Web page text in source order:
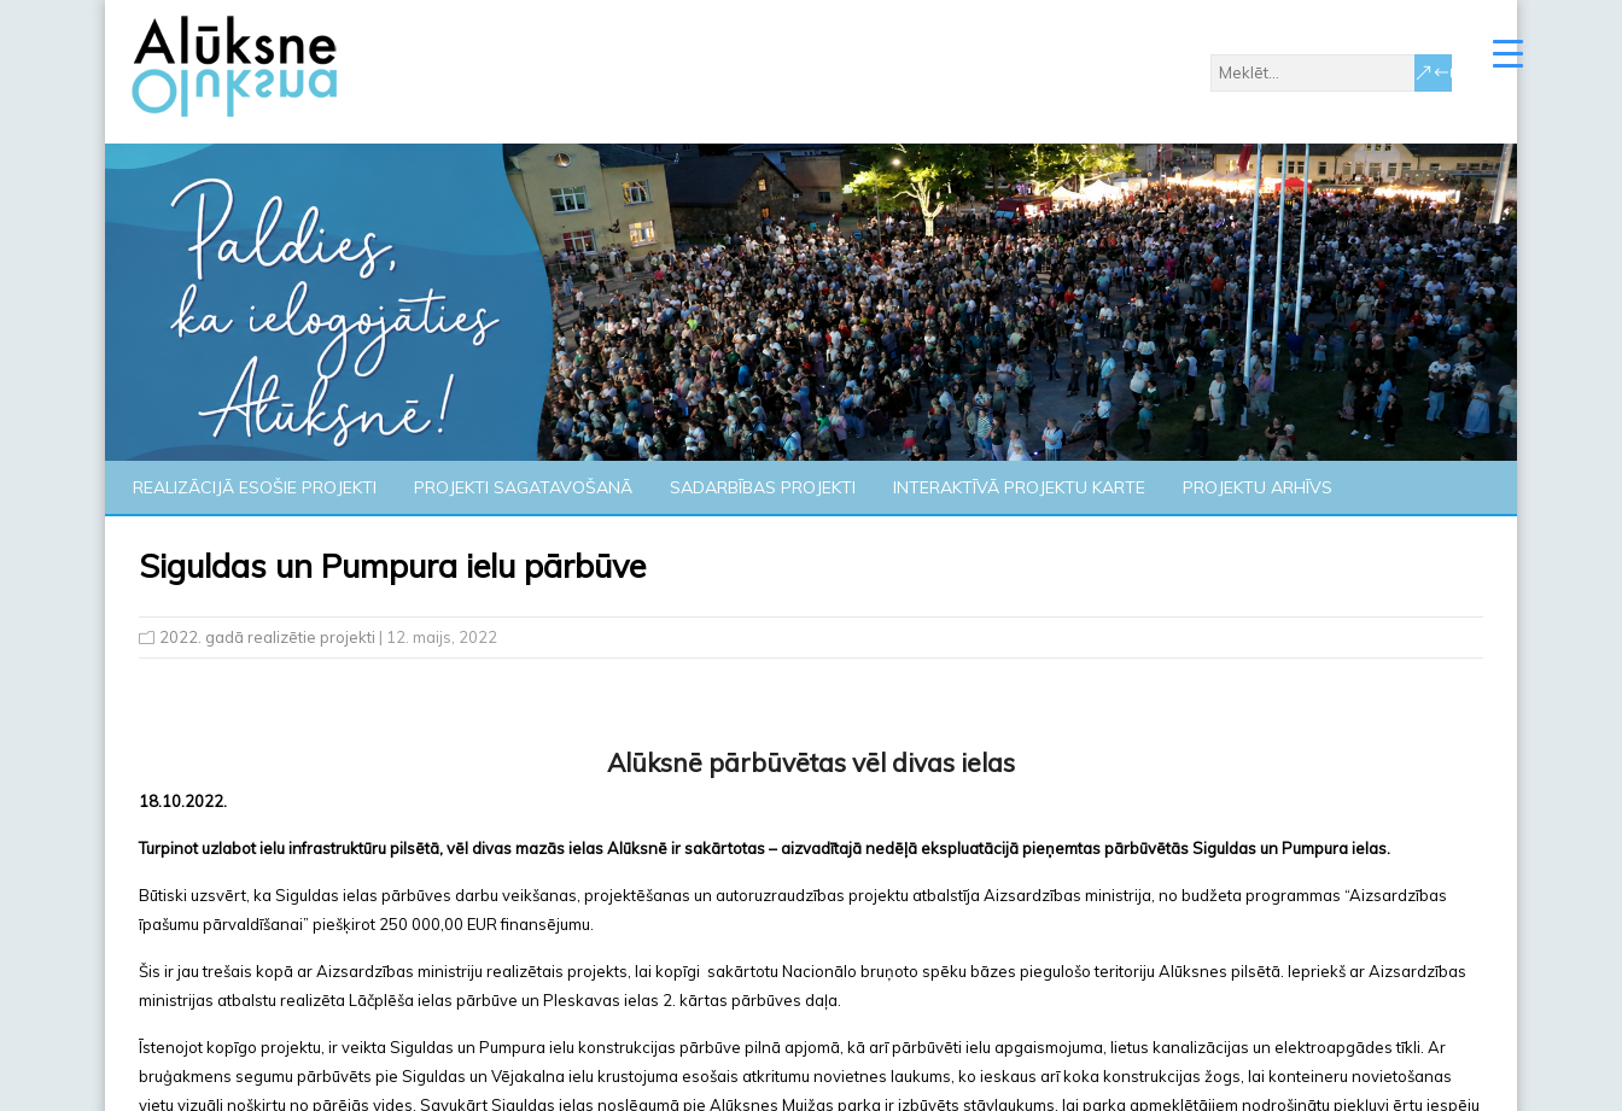
REALIZĀCIJĀ ESOŠIE PROJEKTI PROJEKTI SAGATAVOŠANĀ SADARBĪBAS PROJEKTI INTERAKTĪVĀ PROJEKTU KARTE PROJEKTU ARHĪVS
Siguldas un Pumpura ielu pārbūve
2022. gadā realizētie projekti | 12. maijs, 2022
Alūksnē pārbūvētas vēl divas ielas
18.10.2022.
Turpinot uzlabot ielu infrastruktūru pilsētā, vēl divas mazās ielas Alūksnē ir sakārtotas – aizvadītajā nedēļā ekspluatācijā pieņemtas pārbūvētās Siguldas un Pumpura ielas.
Būtiski uzsvērt, ka Siguldas ielas pārbūves darbu veikšanas, projektēšanas un autoruzraudzības projektu atbalstīja Aizsardzības ministrija, no budžeta programmas “Aizsardzības
īpašumu pārvaldīšanai” piešķirot 250 000,00 EUR finansējumu.
Šis ir jau trešais kopā ar Aizsardzības ministriju realizētais projekts, lai kopīgi sakārtotu Nacionālo bruņoto spēku bāzes piegulošo teritoriju Alūksnes pilsētā. Iepriekš ar Aizsardzības
ministrijas atbalstu realizēta Lāčplēša ielas pārbūve un Pleskavas ielas 2. kārtas pārbūves daļa.
Īstenojot kopīgo projektu, ir veikta Siguldas un Pumpura ielu konstrukcijas pārbūve pilnā apjomā, kā arī pārbūvēti ielu apgaismojuma, lietus kanalizācijas un elektroapgādes tīkli. Ar
bruģakmens segumu pārbūvēts pie Siguldas un Vējakalna ielu krustojuma esošais atkritumu novietnes laukums, ko ieskaus arī koka konstrukcijas žogs, lai konteineru novietošanas
vietu vizuāli nošķirtu no pārējās vides. Savukārt Siguldas ielas noslēgumā pie Alūksnes Muižas parka ir izbūvēts stāvlaukums, lai parka apmeklētājiem nodrošinātu piekļuvi ērtu iespēju